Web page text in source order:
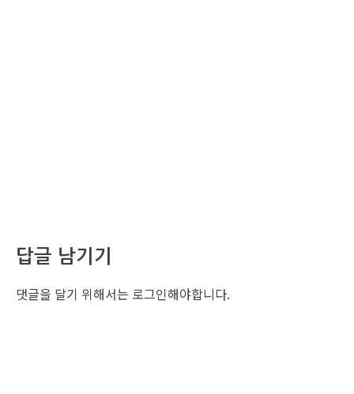
답글 남기기
댓글을 달기 위해서는 로그인해야합니다.